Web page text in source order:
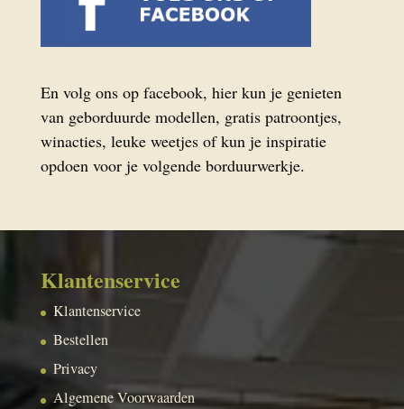
En volg ons op facebook, hier kun je genieten
van geborduurde modellen, gratis patroontjes,
winacties, leuke weetjes of kun je inspiratie
opdoen voor je volgende borduurwerkje.
Klantenservice
Klantenservice
Bestellen
Privacy
Algemene Voorwaarden